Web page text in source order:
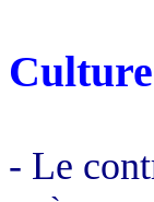
Culture
- Le